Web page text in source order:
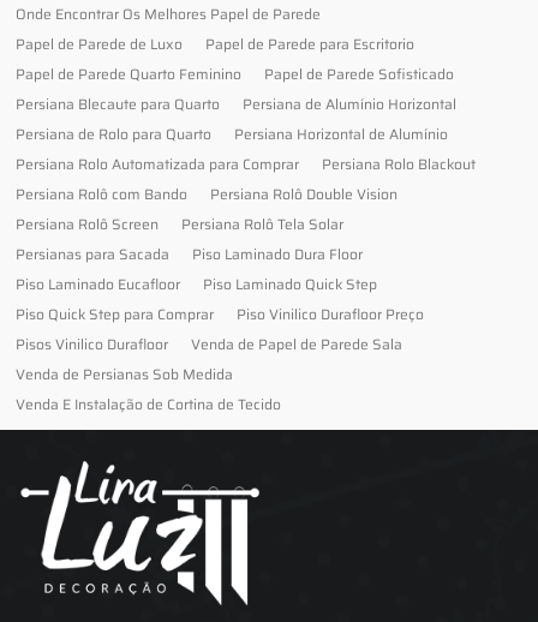
Onde Encontrar Os Melhores Papel de Parede
Papel de Parede de Luxo
Papel de Parede para Escritorio
Papel de Parede Quarto Feminino
Papel de Parede Sofisticado
Persiana Blecaute para Quarto
Persiana de Alumínio Horizontal
Persiana de Rolo para Quarto
Persiana Horizontal de Alumínio
Persiana Rolo Automatizada para Comprar
Persiana Rolo Blackout
Persiana Rolô com Bando
Persiana Rolô Double Vision
Persiana Rolô Screen
Persiana Rolô Tela Solar
Persianas para Sacada
Piso Laminado Dura Floor
Piso Laminado Eucafloor
Piso Laminado Quick Step
Piso Quick Step para Comprar
Piso Vinilico Durafloor Preço
Pisos Vinilico Durafloor
Venda de Papel de Parede Sala
Venda de Persianas Sob Medida
Venda E Instalação de Cortina de Tecido